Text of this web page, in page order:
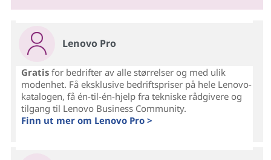
Lenovo Pro
Gratisfor bedrifter av alle størrelser og med ulik
modenhet. Få eksklusive bedriftspriser på hele Lenovo-
katalogen, få én-til-én-hjelp fra tekniske rådgivere og
tilgang til Lenovo Business Community.
Finn ut mer om Lenovo Pro >